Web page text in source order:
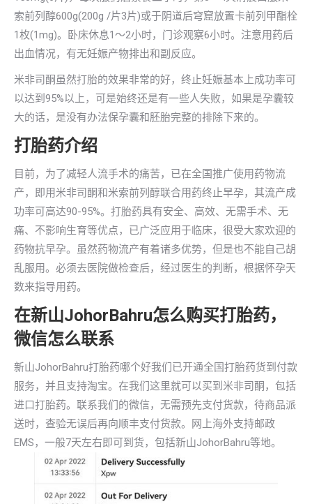
索前列醇600g(200g /片3片)或于阴道后穹窟放置卡前列甲酯栓
1枚(1mg)。卧床休息1～2小时，门诊观察6小时。注意用药后
出血情况，有无妊娠产物排出和副反应。
米非司酮虽然打胎的效果非常的好，终止妊娠基本上成功率可
以达到95%以上，可是始终还是有一些人失败，如果是孕囊较
大的话，是没有办法保孕囊和胚胎完整的排除下来的。
打胎药介绍
目前，为了减轻人流手术的痛苦，已在全国推广使用药物流
产，即用米非司酮和米索前列醇联合用药终止早孕，其流产成
功率可高达90-95%。打胎药具有安全、高效、无需手术、无
痛、不影响生育等优点，已广泛应用于临床，很受大家欢迎的
药物抗早孕。虽然药物流产有着诸多优势，但是也不能自己胡
乱服用。必须去医院做检查后，经过医生的判断，根据怀孕天
数来指导用药。
在新山JohorBahru怎么购买打胎药，
微信怎么联系
新山JohorBahru打胎药哪个好我们已开通全国打胎药货到付款
服务，并且支持淘宝。在我们这里就可以买到米非司酮，包括
进口打胎药。联系我们的微信，无需预先支付货款，待商品派
送时，查验无误后再向顺丰支付货款。网上海外支持邮政
EMS，一般7天左右即可到货，包括新山JohorBahru等地。